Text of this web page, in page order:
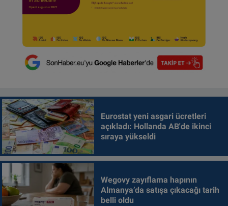
Eurostat yeni asgari ücretleri
açıkladı: Hollanda AB'de ikinci
sıraya yükseldi
Wegovy zayıflama hapının
Almanya’da satışa çıkacağı tarih
belli oldu